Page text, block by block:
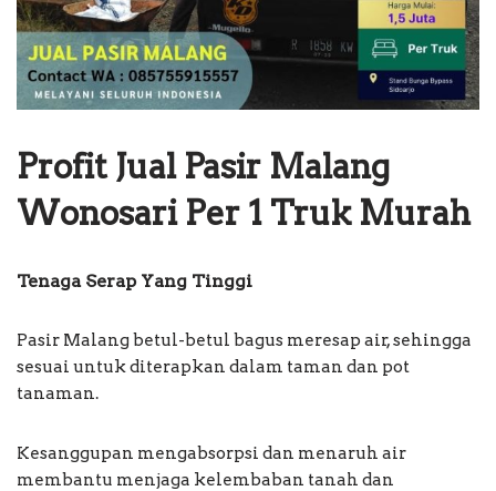
Profit Jual Pasir Malang
Wonosari Per 1 Truk Murah
Tenaga Serap Yang Tinggi
Pasir Malang betul-betul bagus meresap air, sehingga
sesuai untuk diterapkan dalam taman dan pot
tanaman.
Kesanggupan mengabsorpsi dan menaruh air
membantu menjaga kelembaban tanah dan